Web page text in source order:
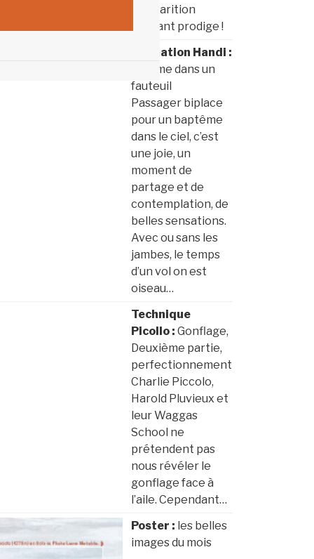
d’apparition
d’enfant prodige !
Formation Handi :
Comme dans un
fauteuil
Passager biplace
pour un baptême
dans le ciel, c’est
une joie, un
moment de
partage et de
contemplation, de
belles sensations.
Avec ou sans les
jambes, le temps
d’un vol on est
oiseau…
Technique
Picollo : Gonflage,
Deuxième partie,
perfectionnement
Charlie Piccolo,
Harold Pluvieux et
leur Waggas
School ne
prétendent pas
nous révéler le
gonflage face à
l’aile. Cependant…
Poster : les belles
images du mois